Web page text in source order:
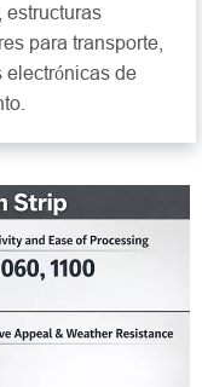
estructuras
para transporte,
electrónicas de